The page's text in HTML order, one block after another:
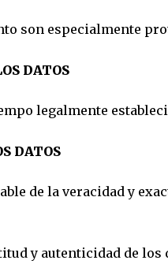
son especialmente
DATOS
legalmente
DATOS
de la veracidad y
y autenticidad de